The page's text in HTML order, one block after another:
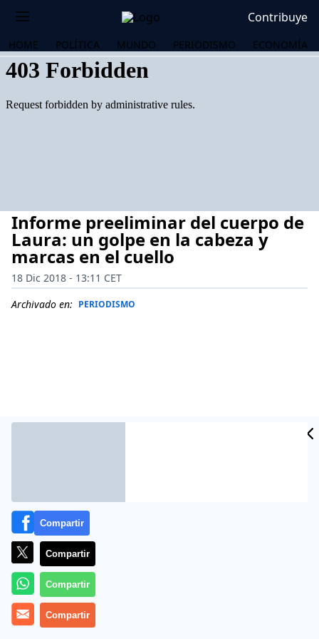
Contribuye
HOME POLÍTICA MUNDO PERIODISMO ECONOMÍA
Informe preeliminar del cuerpo de
Laura: un golpe en la cabeza y
marcas en el cuello
18 Dic 2018 - 13:11 CET
Archivado en: PERIODISMO
Compartir
Compartir
Compartir
Compartir